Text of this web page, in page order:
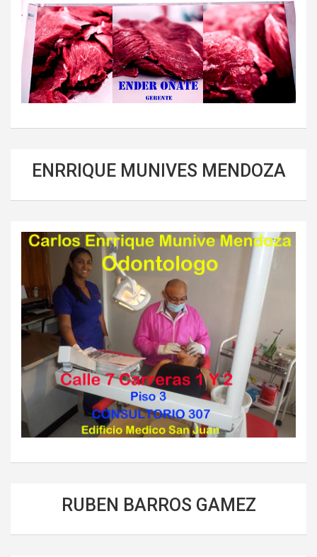
ENRRIQUE MUNIVES MENDOZA
RUBEN BARROS GAMEZ